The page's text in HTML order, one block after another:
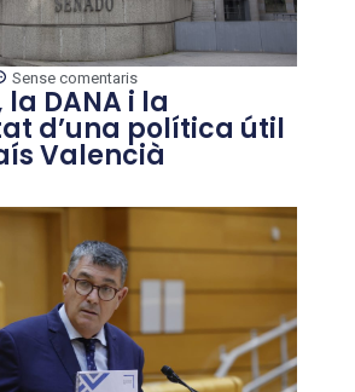
Sense comentaris
la DANA i la
d’una política útil
Valencià